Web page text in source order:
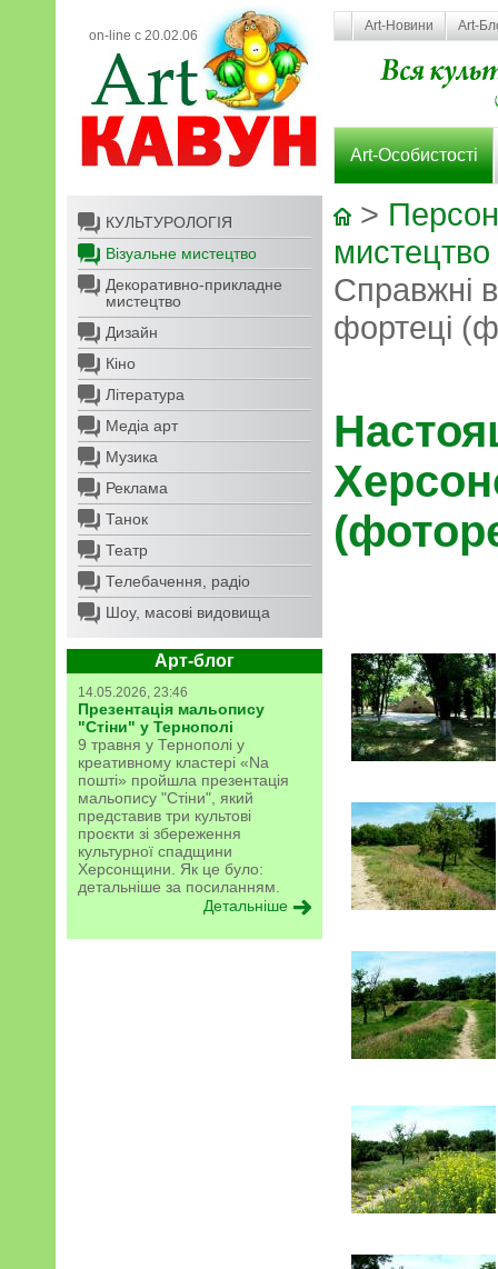
on-line с 20.02.06
Art-Новини Art-
Art-Особистості
КУЛЬТУРОЛОГІЯ
Візуальне мистецтво
Декоративно-прикладне
мистецтво
Дизайн
Кіно
Література
Медіа арт
Музика
Реклама
Танок
Театр
Телебачення, радіо
Шоу, масові видовища
Арт-блог
14.05.2026, 23:46
Презентація мальопису
"Стіни" у Тернополі
9 травня у Тернополі у
креативному кластері «Na
пошті» пройшла презентація
мальопису "Стіни", який
представив три культові
проєкти зі збереження
культурної спадщини
Херсонщини. Як це було:
детальніше за посиланням.
Детальніше
>
мистецтво
Справжні
фортеці